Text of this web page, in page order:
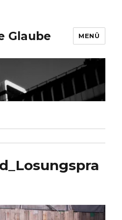
Glaube MENÜ